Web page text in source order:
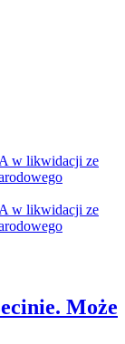
Może